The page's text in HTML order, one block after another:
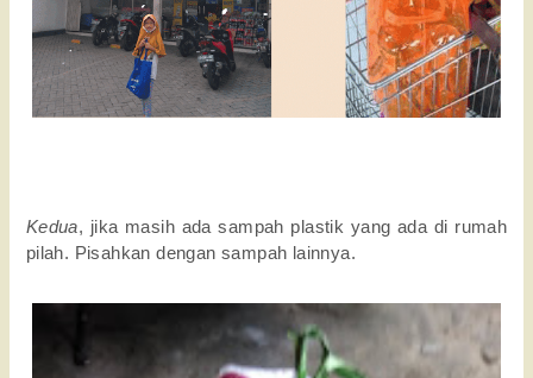
Kedua, jika masih ada sampah plastik yang ada di rumah
pilah. Pisahkan dengan sampah lainnya.